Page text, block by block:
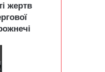
жертв